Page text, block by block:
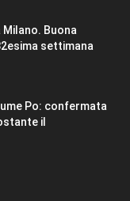
Buona
settimana
Po: confermata
il